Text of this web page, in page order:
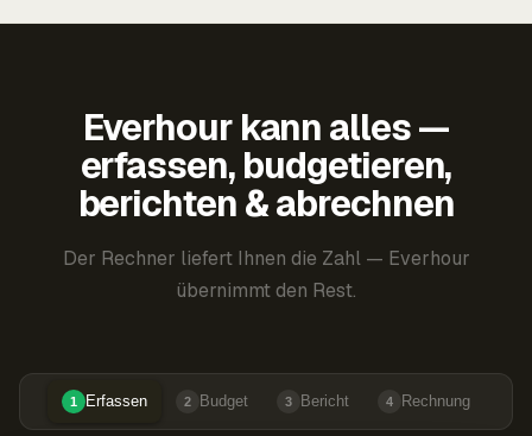
Everhour kann alles —
erfassen, budgetieren,
berichten & abrechnen
Der Rechner liefert Ihnen die Zahl — Everhour
übernimmt den Rest.
1 Erfassen 2 Budget 3 Bericht 4 Rechnung